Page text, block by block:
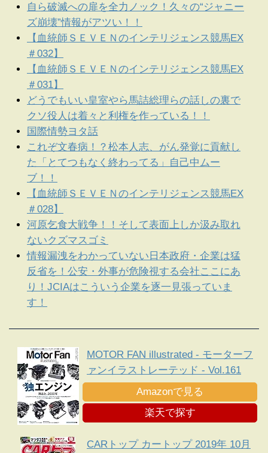
自ら破滅への扉を全力ノック！久々の“ジャニー
ズ崩壊”情報がアツい！！
【血統師ＳＥＶＥＮのインテリジェンス競馬EX
＃032】
【血統師ＳＥＶＥＮのインテリジェンス競馬EX
＃031】
どうでもいい皇室やら馬詰総理らの話しの裏で
クソ役人は着々と利権を作っている！！
国際情勢ヨタ話
これぞ文春病！？松本人志、がん発覚に貢献し
た「とてつもなく終わってる」自己中ムー
ブ！！
【血統師ＳＥＶＥＮのインテリジェンス競馬EX
＃028】
河原乞食大戦争！！そして表面上しか汲み取れ
ないクズマスゴミ
情報漏洩をわかっていない日本政府・企業は猛
反省を！公安・外事が危険視する会社ここにあ
り！JCIAはこういう企業を逐一見張っていま
す！
MOTOR FAN illustrated - モーターフ
ァンイラストレーテッド - Vol.161
Amazonで見る
楽天で探す
CARトップ カートップ 2019年 10月